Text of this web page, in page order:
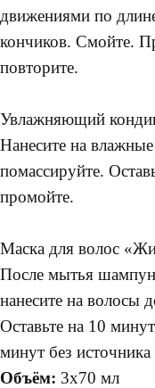
движениями по
кончиков. Смойте.
повторите.
Увлажняющий
Нанесите на
помассируйте.
промойте.
Маска для волос
После мытья
нанесите на волосы
Оставьте на 10
минут без
Объём: 3х70 мл